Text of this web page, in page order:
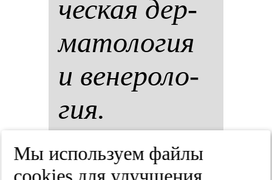
чес­кая дер­
ма­то­ло­гия
и ве­не­ро­ло­
гия.
2025;(5):658-665
Мы используем файлы